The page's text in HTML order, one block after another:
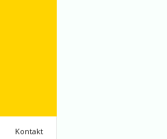
Kontakt